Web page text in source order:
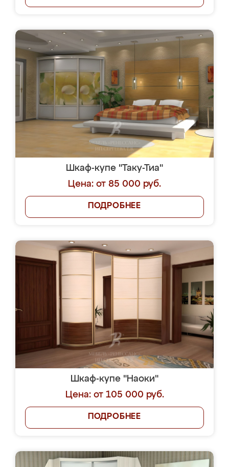
Шкаф-купе "Таку-Тиа"
Цена: от 85 000 руб.
ПОДРОБНЕЕ
Шкаф-купе "Наоки"
Цена: от 105 000 руб.
ПОДРОБНЕЕ